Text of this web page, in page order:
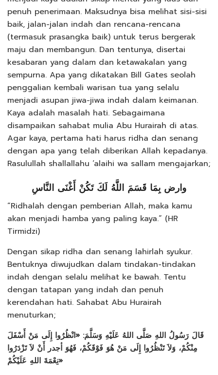
penuh penerimaan. Maksudnya bisa melihat sisi-sisi
baik, jalan-jalan indah dan rencana-rencana
(termasuk prasangka baik) untuk terus bergerak
maju dan membangun. Dan tentunya, disertai
kesabaran yang dalam dan ketawakalan yang
sempurna. Apa yang dikatakan Bill Gates seolah
penggalian kembali warisan tua yang selalu
menjadi asupan jiwa-jiwa indah dalam keimanan.
Kaya adalah masalah hati. Sebagaimana
disampaikan sahabat mulia Abu Hurairah di atas.
Agar kaya, pertama hati harus ridha dan senang
dengan apa yang telah diberikan Allah kepadanya.
Rasulullah shallallahu ‘alaihi wa sallam mengajarkan;
ﻭاﺭﺽ ﺑِﻤَﺎ ﻗَﺴَﻢَ اﻟﻠَّﻪُ ﻟَﻚَ ﺗَﻜُﻦْ ﺃَﻏْﻨَﻰ اﻟﻨَّﺎﺱِ
“Ridhalah dengan pemberian Allah, maka kamu
akan menjadi hamba yang paling kaya.” (HR
Tirmidzi)
Dengan sikap ridha dan senang lahirlah syukur.
Bentuknya diwujudkan dalam tindakan-tindakan
indah dengan selalu melihat ke bawah. Tentu
dengan tatapan yang indah dan penuh
kerendahan hati. Sahabat Abu Hurairah
menuturkan;
ﻗَﺎﻝَ ﺭَﺳُﻮﻝُ اﻟﻠﻪِ ﺻَﻠَّﻰ اﻟﻠﻪُ ﻋَﻠَﻴْﻪِ ﻭَﺳَﻠَّﻢَ: «اﻧْﻈُﺮُﻭا ﺇِﻟَﻰ ﻣَﻦْ ﺃَﺳْﻔَﻞَ
ﻣِﻨْﻜُﻢْ، ﻭَﻻَ ﺗَﻨْﻈُﺮُﻭا ﺇِﻟَﻰ ﻣَﻦْ ﻫُﻮَ ﻓَﻮْﻗَﻜُﻢْ، ﻓَﻬُﻮَ ﺃﺟﺪﺭ ﺃَﻥْ ﻻَ ﺗَﺰْﺩَﺭُﻭا
ﻧِﻌْﻤَﺔَ اﻟﻠﻪِ ﻋَﻠَﻴْﻜُﻢْ»